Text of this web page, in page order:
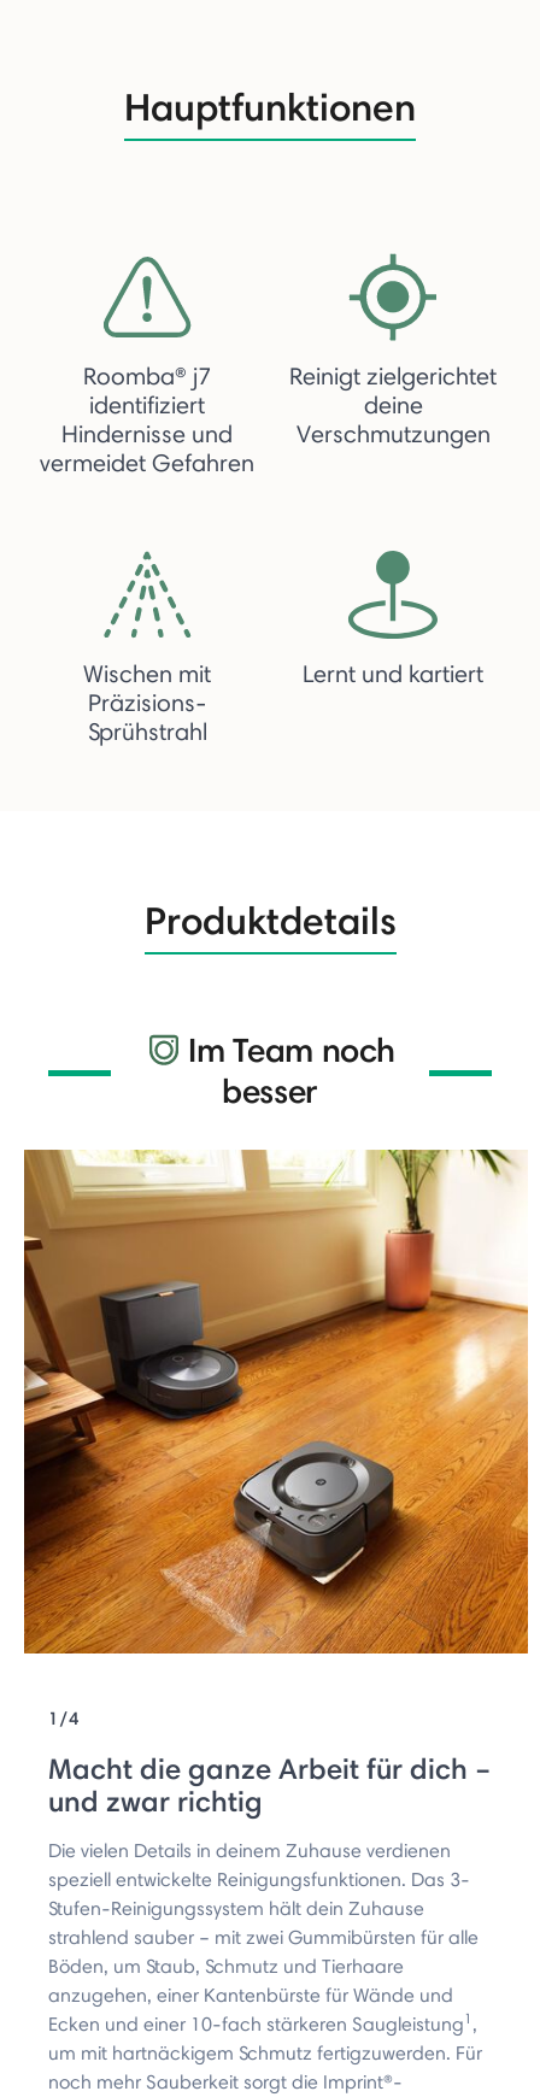
Hauptfunktionen
Roomba® j7
identifiziert
Hindernisse und
vermeidet Gefahren
Reinigt zielgerichtet
deine
Verschmutzungen
Wischen mit
Präzisions-
Sprühstrahl
Lernt und kartiert
Produktdetails
Im Team noch
besser
1/4
Macht die ganze Arbeit für dich –
und zwar richtig
Die vielen Details in deinem Zuhause verdienen
speziell entwickelte Reinigungsfunktionen. Das 3-
Stufen-Reinigungssystem hält dein Zuhause
strahlend sauber – mit zwei Gummibürsten für alle
Böden, um Staub, Schmutz und Tierhaare
anzugehen, einer Kantenbürste für Wände und
Ecken und einer 10-fach stärkeren Saugleistung 1 ,
um mit hartnäckigem Schmutz fertigzuwerden. Für
noch mehr Sauberkeit sorgt die Imprint®-